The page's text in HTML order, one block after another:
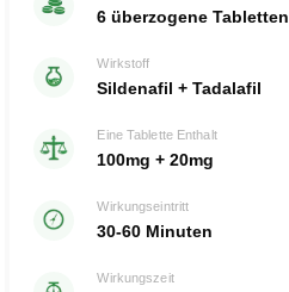
6 überzogene Tabletten
Wirkstoff
Sildenafil + Tadalafil
Eine Tablette Enthalt
100mg + 20mg
Wirkungseintritt
30-60 Minuten
Wirkungszeit